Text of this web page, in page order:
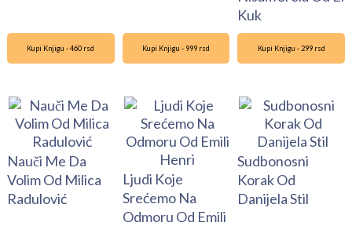
Kuk
Kupi Knjigu - 460 rsd
Nauči Me Da
Volim Od Milica
Radulović
Kupi Knjigu - 999 rsd
Ljudi Koje
Srećemo Na
Odmoru Od Emili
Kupi Knjigu - 299 rsd
Sudbonosni
Korak Od
Danijela Stil